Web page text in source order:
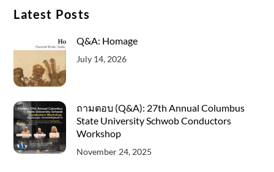
Latest Posts
Q&A: Homage
July 14, 2026
ถามตอบ (Q&A): 27th Annual Columbus
State University Schwob Conductors
Workshop
November 24, 2025